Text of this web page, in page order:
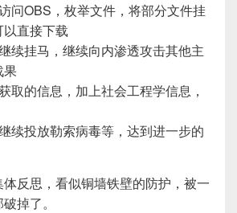
问OBS，枚举文件，将部分文件挂
直接下载
续挂马，继续向内渗透攻击其他主
果
取的信息，加上社会工程学信息，
续投放勒索病毒等，达到进一步的
反思，看似铜墙铁壁的防护，被一
掉了。